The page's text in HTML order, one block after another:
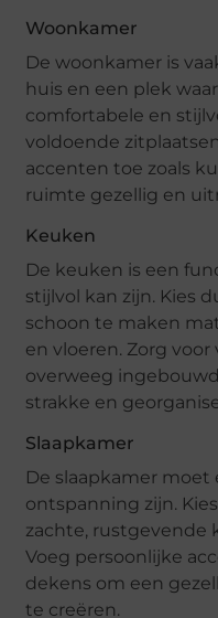
Woonkamer
De woonkamer is
huis en een plek
comfortabele en
voldoende
accenten toe zoals
ruimte gezellig en
Keuken
De keuken is een
stijlvol kan zijn. Kies
schoon te maken
en vloeren. Zorg
overweeg
strakke en
Slaapkamer
De slaapkamer moet
ontspanning zijn.
zachte, rustgevende
Voeg persoonlijke
dekens om een
te creëren.